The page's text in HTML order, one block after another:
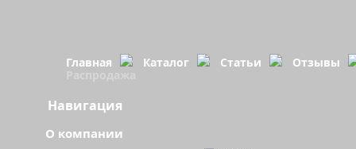
Главная Каталог Статьи
Отзывы
Навигация
О компании